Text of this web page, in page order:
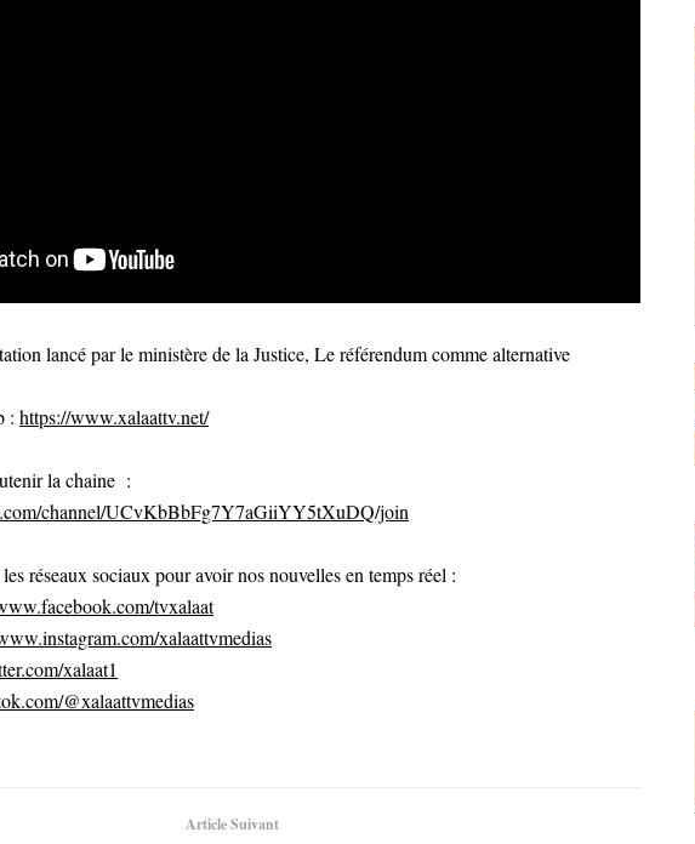
lancé par le ministère de la Justice, Le référendum comme alternative
: https://www.xalaattv.net/
la chaine :
channel/UCvKbBbFg7Y7aGiiYY5tXuDQ/join
réseaux sociaux pour avoir nos nouvelles en temps réel :
tvxalaat
xalaattvmedias
xalaat1
@xalaattvmedias
Article Suivant